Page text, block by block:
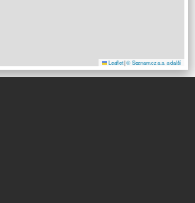
Leaflet|© Seznam.cz a.s. a další